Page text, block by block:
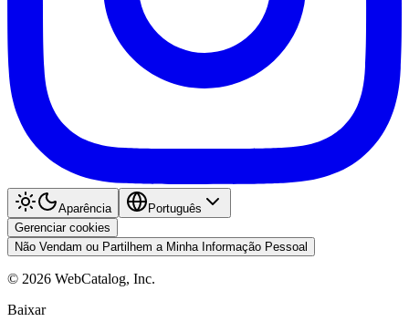
Aparência
Português
Gerenciar cookies
Não Vendam ou Partilhem a Minha Informação Pessoal
© 2026 WebCatalog, Inc.
Baixar